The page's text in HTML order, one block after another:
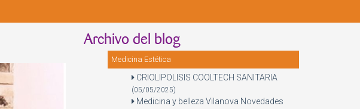
Archivo del blog
Medicina Estética
CRIOLIPOLISIS COOLTECH SANITARIA
(05/05/2025)
Medicina y belleza Vilanova Novedades